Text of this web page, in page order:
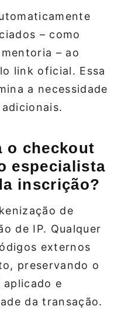
– como
– ao
link oficial. Essa
a necessidade
o checkout
especialista
inscrição?
de
de IP. Qualquer
externos
preservando o
e
da transação.